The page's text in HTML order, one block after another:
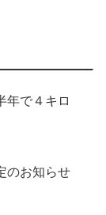
年で４キロ
のお知らせ